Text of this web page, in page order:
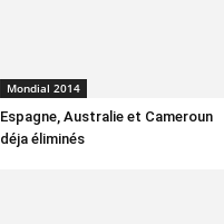
Mondial 2014
Espagne, Australie et Cameroun
déja éliminés